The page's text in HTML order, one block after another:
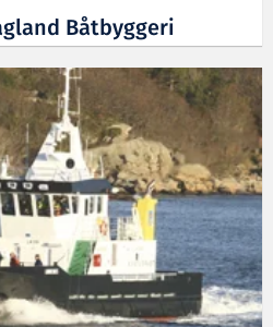
Båtbyggeri